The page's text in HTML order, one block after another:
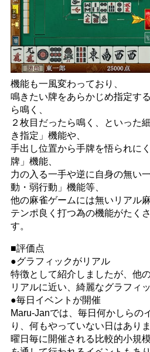
機能も一風変わっており、
鳴きたい牌をあらかじめ指定す
ら鳴く、
２枚目だったら鳴く、といった
き指定」機能や、
手出し位置から手牌を悟られに
牌」機能、
力の入る一手や逆に自身の無い
動・弱行動」機能等、
他の麻雀ゲームには無いリアル
テンポ良く打つ為の機能がたく
す。
■評価点
●グラフィックがリアル
特徴として紹介しましたが、他
リアルに近い、綺麗なグラフィ
●毎日イベントが開催
Maru-Janでは、毎日何かしらの
り、何もやっていない日はありま
曜日毎に開催される比較的小規